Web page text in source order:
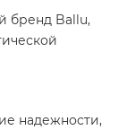
бренд Ballu,
надежности,